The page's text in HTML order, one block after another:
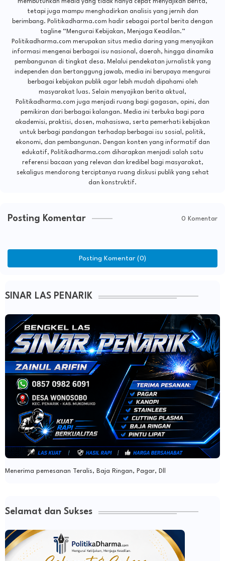
membutuhkan media yang tidak hanya cepat menyajikan berita,
tetapi juga mampu menghadirkan analisis yang jernih dan
berimbang. Politikadharma.com hadir sebagai portal berita dengan
tagline “Mengurai Kebijakan, Menjaga Keadilan.”
Politikadharma.com merupakan situs media daring yang menyajikan
informasi mengenai berbagai isu nasional, daerah, hingga dinamika
pembangunan di tingkat desa. Melalui pendekatan jurnalistik yang
independen dan bertanggung jawab, media ini berupaya mengurai
berbagai kebijakan publik agar lebih mudah dipahami oleh
masyarakat luas. Selain menyajikan berita aktual,
Politikadharma.com juga menjadi ruang bagi gagasan, opini, dan
pemikiran dari berbagai kalangan. Media ini terbuka bagi para
akademisi, praktisi, dosen, mahasiswa, serta pemerhati kebijakan
untuk berbagi pandangan terhadap berbagai isu sosial, politik,
ekonomi, dan pembangunan. Dengan konten yang informatif dan
edukatif, Politikadharma.com diharapkan menjadi salah satu
referensi bacaan yang relevan dan kredibel bagi masyarakat,
sekaligus mendorong terciptanya ruang diskusi publik yang sehat
dan konstruktif.
Posting Komentar 0 Komentar
Posting Komentar (0)
SINAR LAS PENARIK
Menerima pemesanan Teralis, Baja Ringan, Pagar, Dll
Selamat dan Sukses